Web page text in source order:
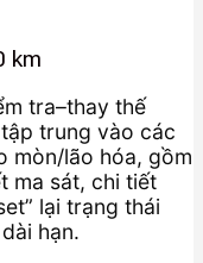
km
tra–thay thế
trung vào các
mòn/lão hóa, gồm
ma sát, chi tiết
lại trạng thái
hạn.